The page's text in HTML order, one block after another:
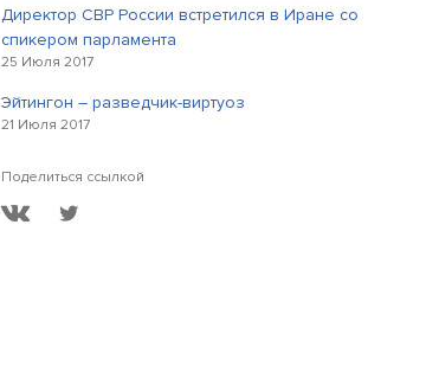
Директор СВР России встретился в Иране со
спикером парламента
25 Июля 2017
Эйтингон – разведчик-виртуоз
21 Июля 2017
Поделиться ссылкой